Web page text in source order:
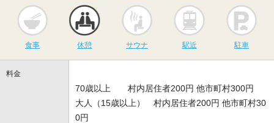
食事 休憩
サウナ
サウナ 駅近 駐車
料金
70歳以上 村内居住者200円 他市町村300円
大人（15歳以上） 村内居住者200円 他市町村30
0円